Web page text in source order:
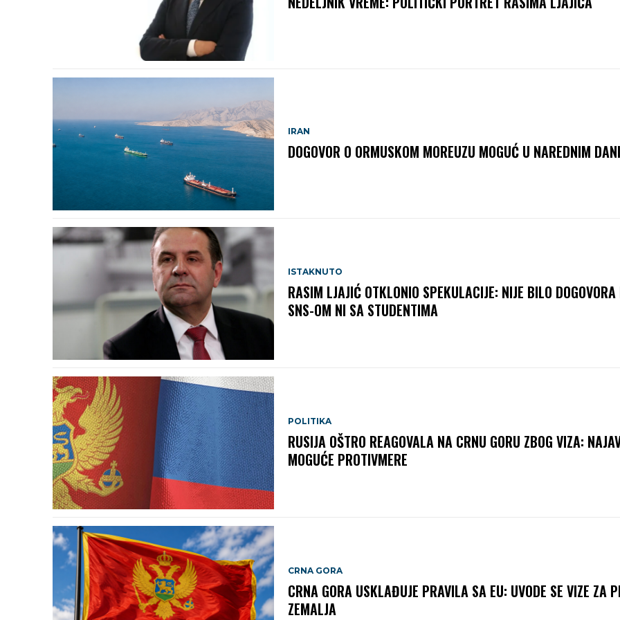
IRAN
DOGOVOR O ORMUSKOM MOREUZU MOGUĆ U NAREDNIM
ISTAKNUTO
RASIM LJAJIĆ OTKLONIO SPEKULACIJE: NIJE BILO
SNS-OM NI SA STUDENTIMA
POLITIKA
RUSIJA OŠTRO REAGOVALA NA CRNU GORU ZBOG VIZA:
MOGUĆE PROTIVMERE
CRNA GORA
CRNA GORA USKLAĐUJE PRAVILA SA EU: UVODE SE VIZE ZA
ZEMALJA